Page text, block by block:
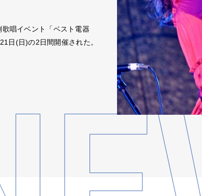
歌唱イベント「ベスト電器
日(日)の2日間開催された。